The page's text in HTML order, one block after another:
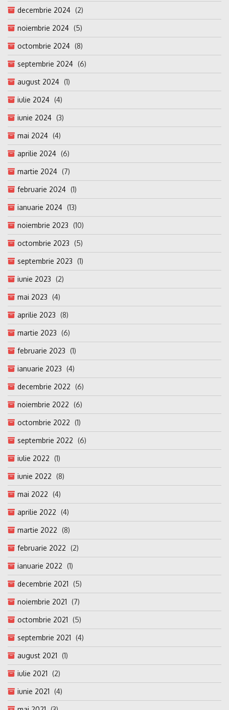
decembrie 2024 (2)
noiembrie 2024 (5)
octombrie 2024 (8)
septembrie 2024 (6)
august 2024 (1)
iulie 2024 (4)
iunie 2024 (3)
mai 2024 (4)
aprilie 2024 (6)
martie 2024 (7)
februarie 2024 (1)
ianuarie 2024 (13)
noiembrie 2023 (10)
octombrie 2023 (5)
septembrie 2023 (1)
iunie 2023 (2)
mai 2023 (4)
aprilie 2023 (8)
martie 2023 (6)
februarie 2023 (1)
ianuarie 2023 (4)
decembrie 2022 (6)
noiembrie 2022 (6)
octombrie 2022 (1)
septembrie 2022 (6)
iulie 2022 (1)
iunie 2022 (8)
mai 2022 (4)
aprilie 2022 (4)
martie 2022 (8)
februarie 2022 (2)
ianuarie 2022 (1)
decembrie 2021 (5)
noiembrie 2021 (7)
octombrie 2021 (5)
septembrie 2021 (4)
august 2021 (1)
iulie 2021 (2)
iunie 2021 (4)